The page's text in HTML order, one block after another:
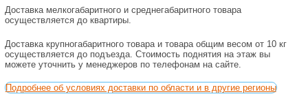
Доставка мелкогабаритного и среднегабаритного товара
осуществляется до квартиры.
Доставка крупногабаритного товара и товара общим весом от 10 кг
осуществляется до подъезда. Стоимость поднятия на этаж вы
можете уточнить у менеджеров по телефонам на сайте.
Подробнее об условиях доставки по области и в другие регионы